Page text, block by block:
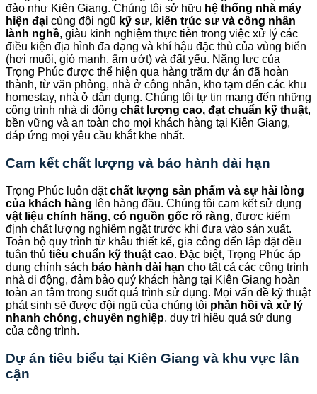
đảo như Kiên Giang. Chúng tôi sở hữu hệ thống nhà máy
hiện đại cùng đội ngũ kỹ sư, kiến trúc sư và công nhân
lành nghề, giàu kinh nghiệm thực tiễn trong việc xử lý các
điều kiện địa hình đa dạng và khí hậu đặc thù của vùng biển
(hơi muối, gió mạnh, ẩm ướt) và đất yếu. Năng lực của
Trọng Phúc được thể hiện qua hàng trăm dự án đã hoàn
thành, từ văn phòng, nhà ở công nhân, kho tạm đến các khu
homestay, nhà ở dân dụng. Chúng tôi tự tin mang đến những
công trình nhà di động chất lượng cao, đạt chuẩn kỹ thuật,
bền vững và an toàn cho mọi khách hàng tại Kiên Giang,
đáp ứng mọi yêu cầu khắt khe nhất.
Cam kết chất lượng và bảo hành dài hạn
Trọng Phúc luôn đặtchất lượng sản phẩm và sự hài lòng
của khách hàng lên hàng đầu. Chúng tôi cam kết sử dụng
vật liệu chính hãng, có nguồn gốc rõ ràng, được kiểm
định chất lượng nghiêm ngặt trước khi đưa vào sản xuất.
Toàn bộ quy trình từ khâu thiết kế, gia công đến lắp đặt đều
tuân thủ tiêu chuẩn kỹ thuật cao. Đặc biệt, Trọng Phúc áp
dụng chính sách bảo hành dài hạn cho tất cả các công trình
nhà di động, đảm bảo quý khách hàng tại Kiên Giang hoàn
toàn an tâm trong suốt quá trình sử dụng. Mọi vấn đề kỹ thuật
phát sinh sẽ được đội ngũ của chúng tôi phản hồi và xử lý
nhanh chóng, chuyên nghiệp, duy trì hiệu quả sử dụng
của công trình.
Dự án tiêu biểu tại Kiên Giang và khu vực lân
cận